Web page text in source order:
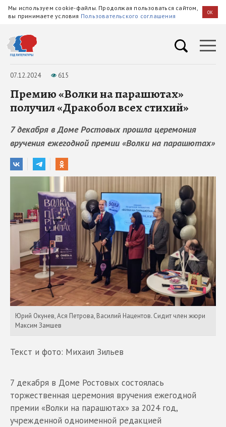
Мы используем cookie-файлы. Продолжая пользоваться сайтом,
вы принимаете условия Пользовательского соглашения OK
07.12.2024 615
Премию «Волки на парашютах»
получил «Дракобол всех стихий»
7 декабря в Доме Ростовых прошла церемония
вручения ежегодной премии «Волки на парашютах»
Юрий Окунев, Ася Петрова, Василий Нацентов. Сидит член жюри
Максим Замшев
Текст и фото: Михаил Зильев
7 декабря в Доме Ростовых состоялась
торжественная церемония вручения ежегодной
премии «Волки на парашютах» за 2024 год,
учрежденной одноименной редакцией